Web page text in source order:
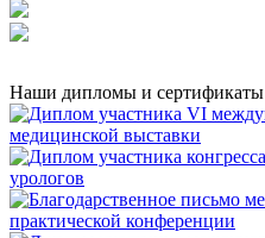
Наши дипломы и сертификаты